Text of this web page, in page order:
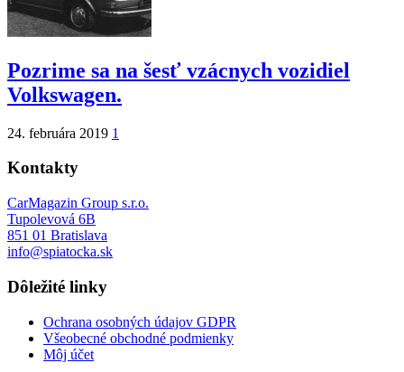
Pozrime sa na šesť vzácnych vozidiel
Volkswagen.
24. februára 2019 1
Kontakty
CarMagazin Group s.r.o.
Tupolevová 6B
851 01 Bratislava
info@spiatocka.sk
Dôležité linky
Ochrana osobných údajov GDPR
Všeobecné obchodné podmienky
Môj účet